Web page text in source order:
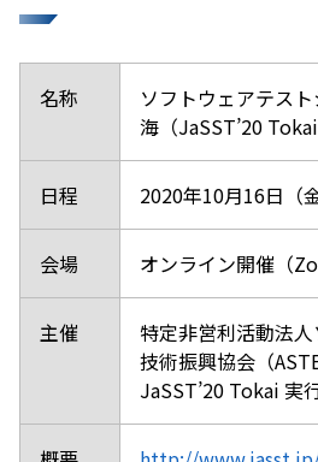
名称
ソフトウェアテス
海（JaSST’20 Tokai
日程 2020年10月16日（金
会場 オンライン開催（
主催
特定非営利活動法
技術振興協会（
JaSST’20 Tokai 実